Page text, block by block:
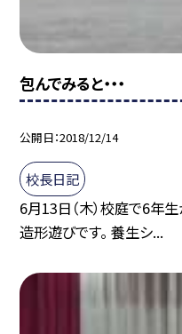
包んでみると・・・
公開日 2018/12/14
校長日記
6月13日（木）校庭で6年
造形遊びです。 養生シ...